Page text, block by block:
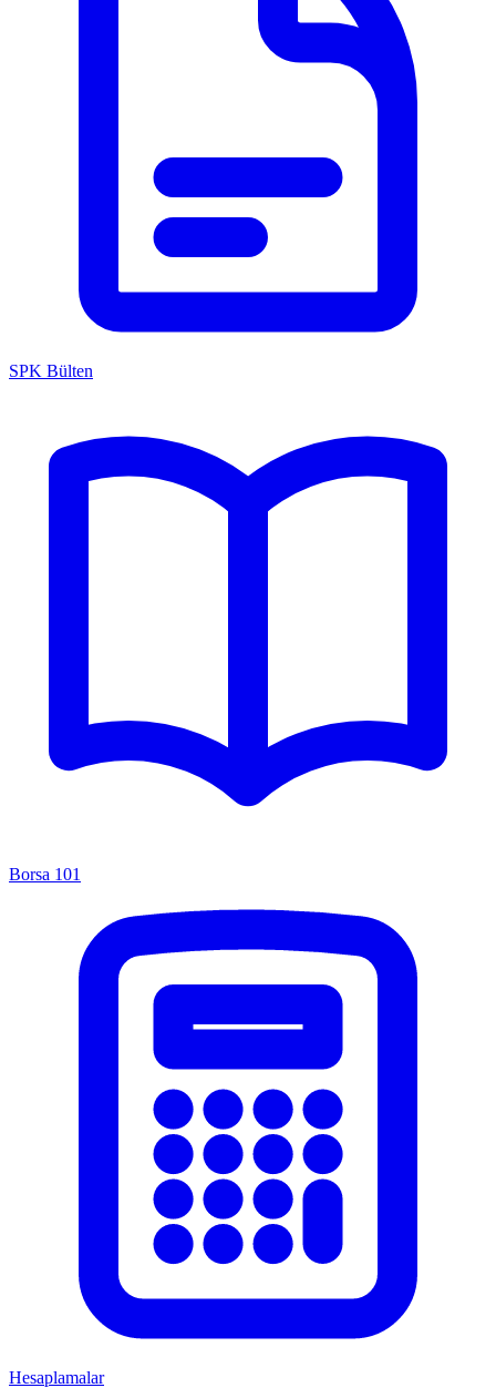
SPK Bülten
Borsa 101
Hesaplamalar